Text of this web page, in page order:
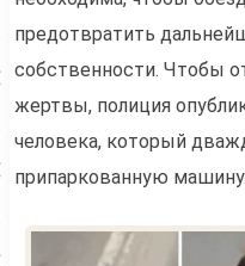
предотвратить
собственности. Чтобы
жертвы, полиция
человека, который
припаркованную машину.